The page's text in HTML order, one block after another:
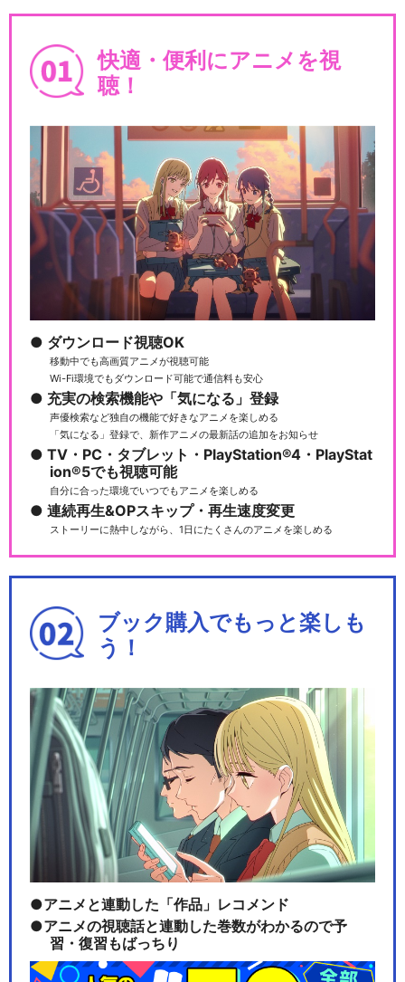
快適・便利にアニメを視
聴！
ダウンロード視聴OK
移動中でも高画質アニメが視聴可能
Wi-Fi環境でもダウンロード可能で通信料も安心
充実の検索機能や「気になる」登録
声優検索など独自の機能で好きなアニメを楽しめる
「気になる」登録で、新作アニメの最新話の追加をお知らせ
TV・PC・タブレット・PlayStation®4・PlayStat
ion®5でも視聴可能
自分に合った環境でいつでもアニメを楽しめる
連続再生&OPスキップ・再生速度変更
ストーリーに熱中しながら、1日にたくさんのアニメを楽しめる
ブック購入でもっと楽しも
う！
アニメと連動した「作品」レコメンド
アニメの視聴話と連動した巻数がわかるので予
習・復習もばっちり